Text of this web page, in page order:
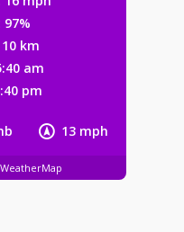
13 mph
97%
10 km
am
pm
के बाद छात्राओं से कथित
गिरफ्तार
का आरोप: ट्रेनी IPS
में परिवाद